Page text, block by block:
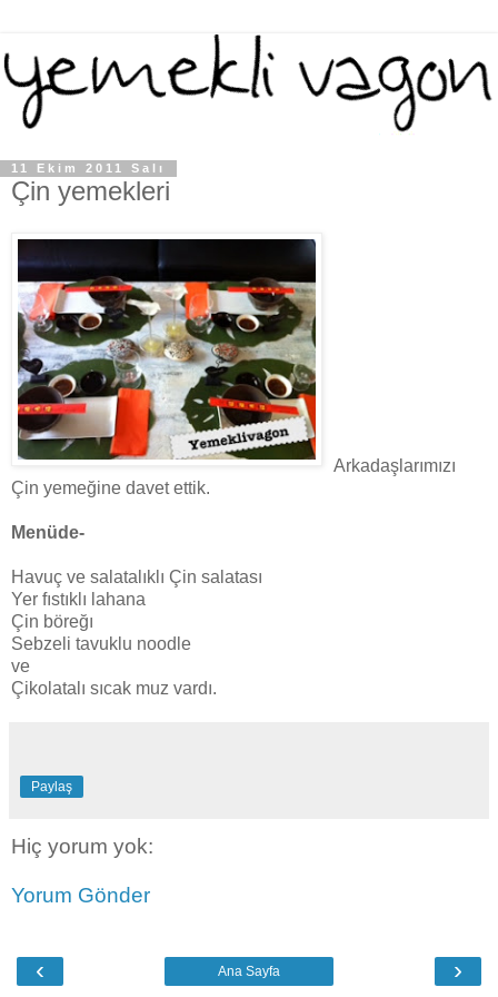
11 Ekim 2011 Salı
Çin yemekleri
Arkadaşlarımızı
Çin yemeğine davet ettik.
Menüde-
Havuç ve salatalıklı Çin salatası
Yer fıstıklı lahana
Çin böreğı
Sebzeli tavuklu noodle
ve
Çikolatalı sıcak muz vardı.
Paylaş
Hiç yorum yok:
Yorum Gönder
‹ ›
Ana Sayfa